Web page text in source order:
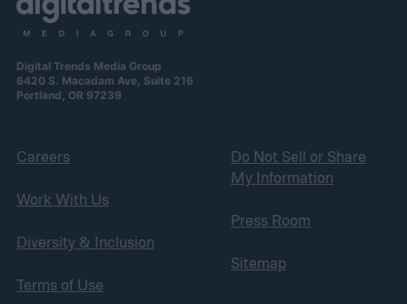
Digital Trends Media Group
6420 S. Macadam Ave, Suite 216
Portland, OR 97239
Careers
Work With Us
Diversity & Inclusion
Terms of Use
Do Not Sell or Share
My Information
Press Room
Sitemap